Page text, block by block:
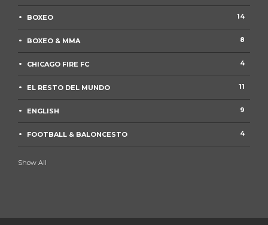
BOXEO 14
BOXEO & MMA 8
CHICAGO FIRE FC 4
EL RESTO DEL MUNDO 11
ENGLISH 9
FOOTBALL & BALONCESTO 4
Show All